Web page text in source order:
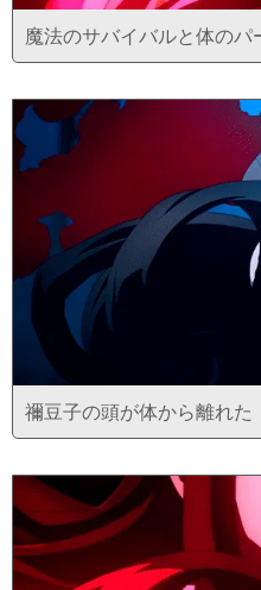
魔法のサバイバルと体のパ
禰豆子の頭が体から離れた